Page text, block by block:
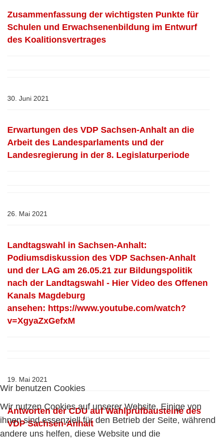
Zusammenfassung der wichtigsten Punkte für
Schulen und Erwachsenenbildung im Entwurf
des Koalitionsvertrages
30. Juni 2021
Erwartungen des VDP Sachsen-Anhalt an die
Arbeit des Landesparlaments und der
Landesregierung in der 8. Legislaturperiode
26. Mai 2021
Landtagswahl in Sachsen-Anhalt:
Podiumsdiskussion des VDP Sachsen-Anhalt
und der LAG am 26.05.21 zur Bildungspolitik
nach der Landtagswahl - Hier Video des Offenen
Kanals Magdeburg
ansehen: https://www.youtube.com/watch?
v=XgyaZxGefxM
19. Mai 2021
Antworten der CDU auf Wahlprüfbausteine des
VDP Sachsen-Anhalt
Wir benutzen Cookies
Wir nutzen Cookies auf unserer Website. Einige von
ihnen sind essenziell für den Betrieb der Seite, während
andere uns helfen, diese Website und die